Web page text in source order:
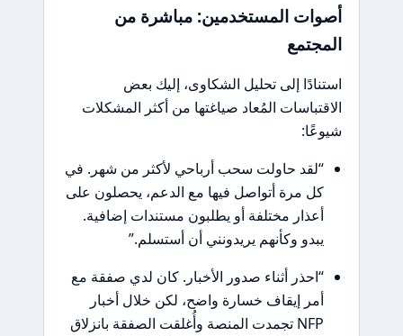
أصوات المستخدمين: مباشرة من
المجتمع
استنادًا إلى تحليل الشكاوى، إليك بعض
الاقتباسات المُعاد صياغتها من أكثر المشكلات
شيوعًا:
“لقد حاولت سحب أرباحي لأكثر من شهر. في
كل مرة أتواصل فيها مع الدعم، يحصلون على
أعذار مختلفة أو يطلبون مستندات إضافية.
يبدو وكأنهم يريدونني أن أستسلم.”
“احذر أثناء صدور الأخبار. كان لدي صفقة مع
أمر إيقاف خسارة واضح، لكن خلال أخبار
NFP تجمدت المنصة وأُغلقت الصفقة بانزلاق